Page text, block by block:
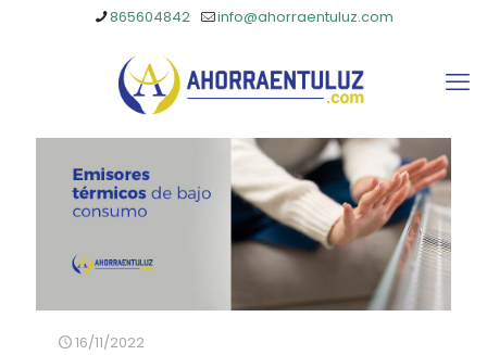
865604842 info@ahorraentuluz.com
16/11/2022